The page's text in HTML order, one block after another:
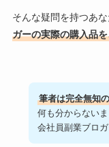
そんな疑問を持つあな
ガーの実際の購入品
筆者は完全無知
何も分からない
会社員副業ブロガ